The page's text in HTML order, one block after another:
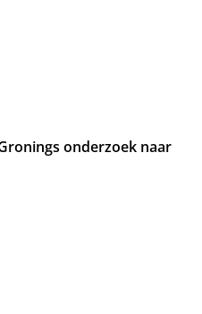
onderzoek naar